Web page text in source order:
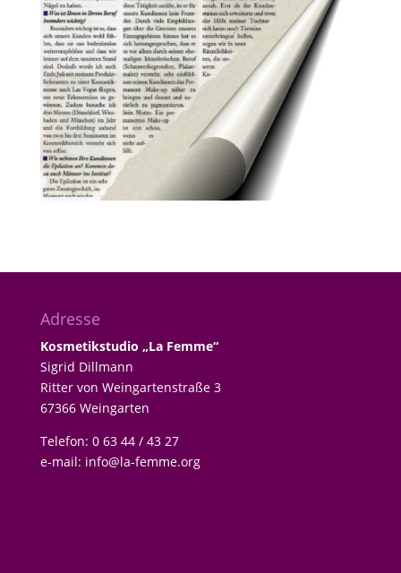
Adresse
Kosmetikstudio „La Femme“
Sigrid Dillmann
Ritter von Weingartenstraße 3
67366 Weingarten
Telefon: 0 63 44 / 43 27
e-mail: info@la-femme.org